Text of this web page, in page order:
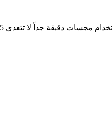
مجسات دقيقة جداً لا تتعدى 0.5 ملم.